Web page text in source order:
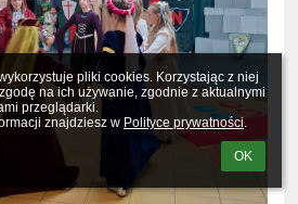
pliki cookies. Korzystając z niej
na ich używanie, zgodnie z aktualnymi
przeglądarki.
znajdziesz w Polityce prywatności.
OK